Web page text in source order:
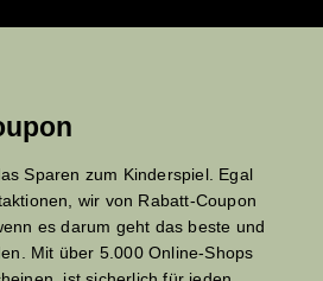
Sparen zum Kinderspiel. Egal
wir von Rabatt-Coupon
es darum geht das beste und
Mit über 5.000 Online-Shops